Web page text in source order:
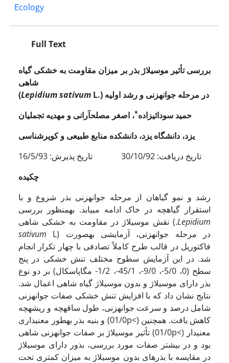
Ecology
Full Text
بررسی تأثیر موسیلاژ بذر بر میزان مقاومت به خشکی گیاه
شاهی
(Lepidiumsativum L. ) در مرحله جوانه­زنی و رشد اولیه
حمید سودائی­زاده*، اصغر مصلح­آرانی و مهدیه تجملیان
یزد، دانشگاه یزد، دانشکده منابع طبیعی و کویرشناسی
تاریخ دریافت: 30/10/92 تاریخ پذیرش: 16/5/93
چکیده
رشد و نمو گیاهان از مرحله جوانه­زنی بذر شروع و با
استقرار گیاهچه در خاک ادامه می­یابد. به­منظور بررسی
نقش موسیلاژ در مقاومت به خشکی شاهی (.Lepidium
sativum L) در مرحله جوانه­زنی، آزمایشی به­صورت
فاکتوریل در قالب طرح کاملاً تصادفی با چهار تکرار انجام
شد. در این آزمایش سطوح مختلف تنش خشکی در پنج
سطح (0، 5/0-، 9/0-، 45/1-، 1/2- مگاپاسکال) بر دو نوع
بذر دارای موسیلاژ و بدون موسیلاژ گیاه شاهی اعمال شد.
نتایج نشان داد که با افزایش تنش خشکی صفات جوانه­زنی
شامل درصد و سرعت جوانه­زنی، طول ساقه­چه و ریشه­چه
و بنیه بذر به­طور معنی­داری (01/0p<) کاهش یافت. همچنین
تأثیر موسیلاژ بر صفات جوانه­زنی شاهی (01/0p<) معنی­دار
بود و در بیشتر صفات مورد بررسی، بذور دارای موسیلاژ
در مقایسه با بذرهای بدون موسیلاژ به میزان کمتری تحت